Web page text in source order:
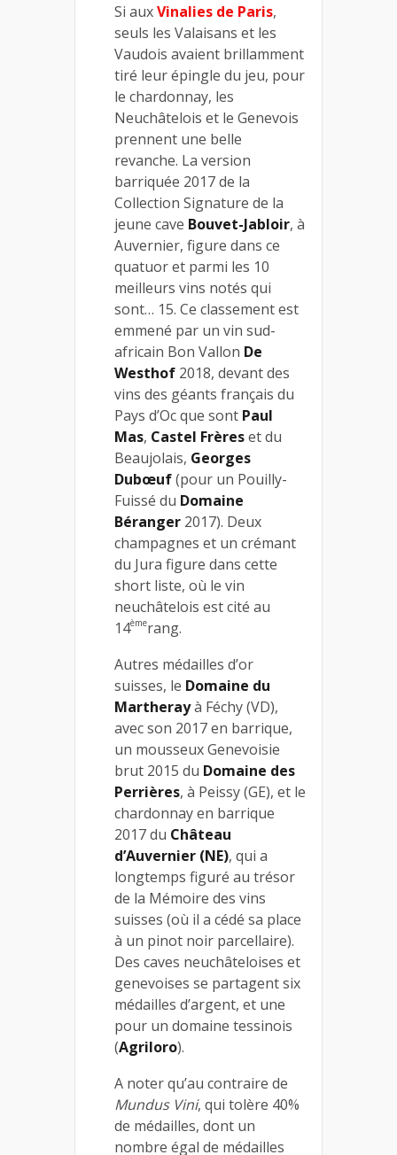
Si auxVinalies de Paris,
seuls les Valaisans et les
Vaudois avaient brillamment
tiré leur épingle du jeu, pour
le chardonnay, les
Neuchâtelois et le Genevois
prennent une belle
revanche. La version
barriquée 2017 de la
Collection Signature de la
jeune cave Bouvet-Jabloir, à
Auvernier, figure dans ce
quatuor et parmi les 10
meilleurs vins notés qui
sont… 15. Ce classement est
emmené par un vin sud-
africain Bon Vallon De
Westhof 2018, devant des
vins des géants français du
Pays d’Oc que sont Paul
Mas, Castel Frèreset du
Beaujolais, Georges
Dubœuf(pour un Pouilly-
Fuissé du Domaine
Béranger 2017). Deux
champagnes et un crémant
du Jura figure dans cette
short liste, où le vin
neuchâtelois est cité au
14èmerang.
Autres médailles d’or
suisses, le Domaine du
Martherayà Féchy (VD),
avec son 2017 en barrique,
un mousseux Genevoisie
brut 2015 du Domaine des
Perrières, à Peissy (GE), et le
chardonnay en barrique
2017 du Château
d’Auvernier (NE), qui a
longtemps figuré au trésor
de la Mémoire des vins
suisses (où il a cédé sa place
à un pinot noir parcellaire).
Des caves neuchâteloises et
genevoises se partagent six
médailles d’argent, et une
pour un domaine tessinois
(Agriloro).
A noter qu’au contraire de
Mundus Vini, qui tolère 40%
de médailles, dont un
nombre égal de médailles